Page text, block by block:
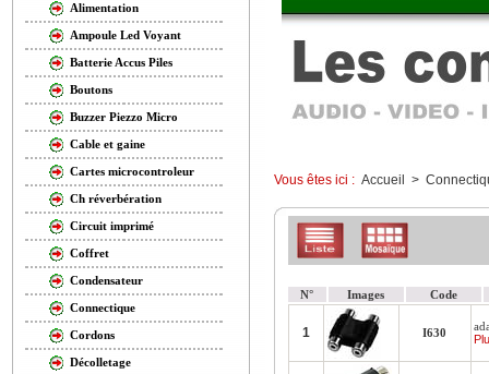
Alimentation
Ampoule Led Voyant
Batterie Accus Piles
Boutons
Buzzer Piezzo Micro
Cable et gaine
Cartes microcontroleur
Ch réverbération
Circuit imprimé
Coffret
Condensateur
Connectique
Cordons
Décolletage
Vous êtes ici : Accueil >
N° Images Code
1 I630